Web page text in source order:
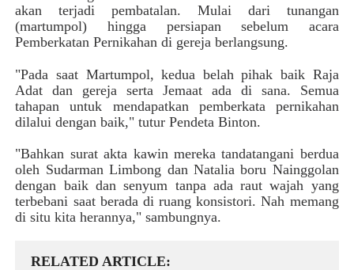
akan terjadi pembatalan.
Mulai dari tunangan
(martumpol) hingga persiapan sebelum acara
Pemberkatan Pernikahan di gereja berlangsung.
"Pada saat Martumpol, kedua belah pihak baik Raja
Adat dan gereja serta Jemaat ada di sana. Semua
tahapan untuk mendapatkan pemberkata pernikahan
dilalui dengan baik," tutur Pendeta Binton.
"Bahkan surat akta kawin mereka tandatangani berdua
oleh Sudarman Limbong dan Natalia boru Nainggolan
dengan baik dan senyum tanpa ada raut wajah yang
terbebani saat berada di ruang konsistori. Nah memang
di situ kita herannya," sambungnya.
RELATED ARTICLE